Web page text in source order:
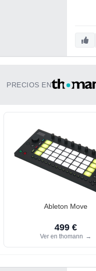
PRECIOS EN
Ableton Move
499 €
Ver en thomann →